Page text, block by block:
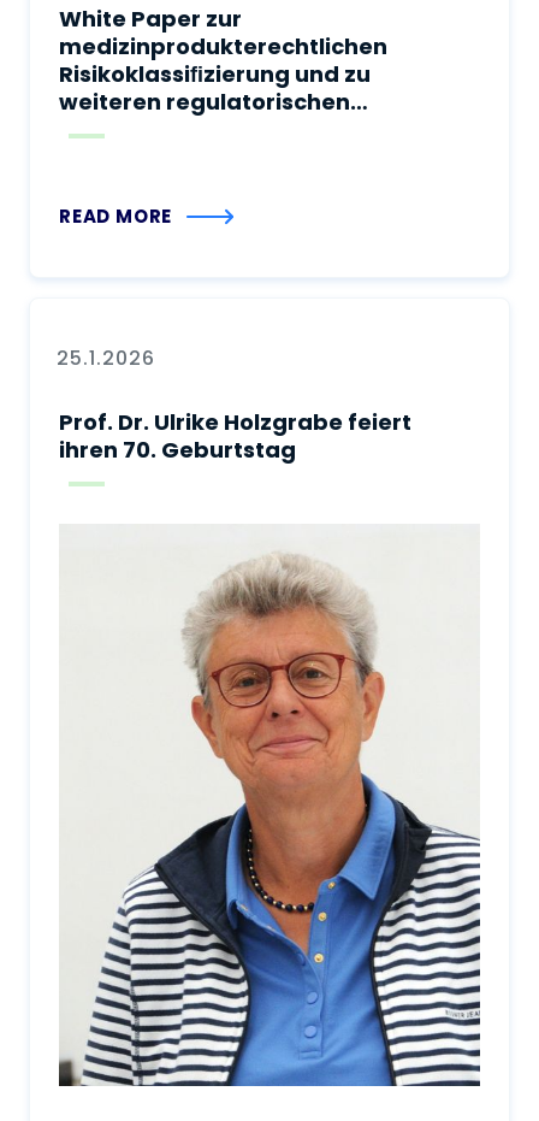
White Paper zur
medizinprodukterechtlichen
Risikoklassiﬁzierung und zu
weiteren regulatorischen
Anforderungen in Deutschland
cannabinoidhaltigen
READ MORE
25.1.2026
Prof. Dr. Ulrike Holzgrabe feiert
ihren 70. Geburtstag